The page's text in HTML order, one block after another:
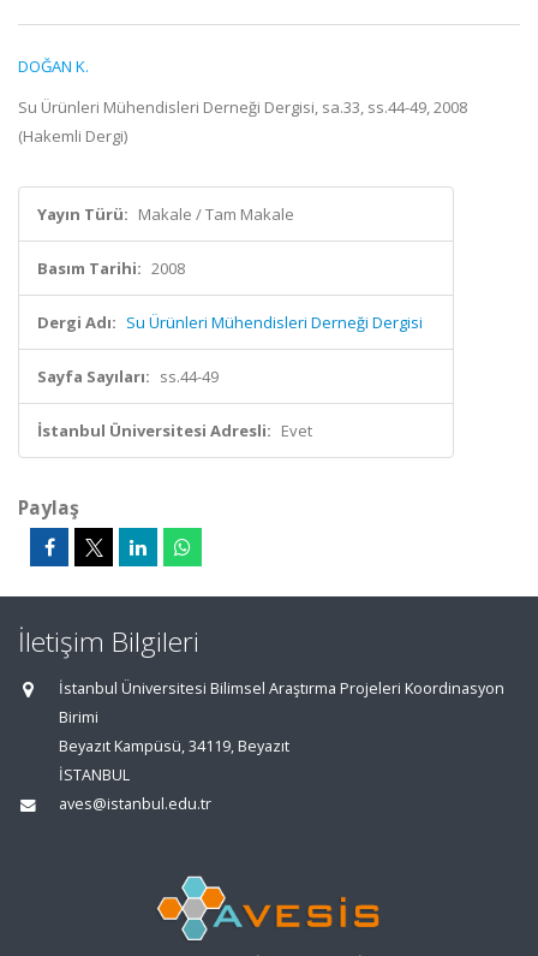
DOĞAN K.
Su Ürünleri Mühendisleri Derneği Dergisi, sa.33, ss.44-49, 2008
(Hakemli Dergi)
Yayın Türü: Makale / Tam Makale
Basım Tarihi: 2008
Dergi Adı: Su Ürünleri Mühendisleri Derneği Dergisi
Sayfa Sayıları: ss.44-49
İstanbul Üniversitesi Adresli: Evet
Paylaş
İletişim Bilgileri
İstanbul Üniversitesi Bilimsel Araştırma Projeleri Koordinasyon
Birimi
Beyazıt Kampüsü, 34119, Beyazıt
İSTANBUL
aves@istanbul.edu.tr